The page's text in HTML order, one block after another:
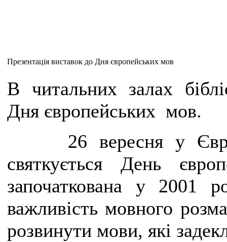
Презентація виставок до Дня європейських мов
В читальних залах
Дня європейських мов.
26 вересня у
святкується День
започаткована у 2001
важливість мовного
розвинути мови, які